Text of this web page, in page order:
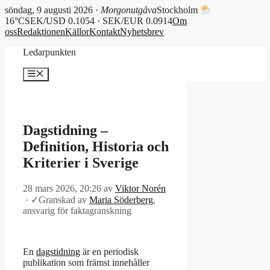
söndag, 9 augusti 2026 · MorgonutgåvaStockholm
16°CSEK/USD 0.1054 · SEK/EUR 0.0914Om
ossRedaktionenKällorKontaktNyhetsbrev
Ledarpunkten
Meny
Dagstidning –
Definition, Historia och
Kriterier i Sverige
28 mars 2026, 20:26 av Viktor Norén
· ✓Granskad av Maria Söderberg,
ansvarig för faktagranskning
En dagstidning är en periodisk
publikation som främst innehåller